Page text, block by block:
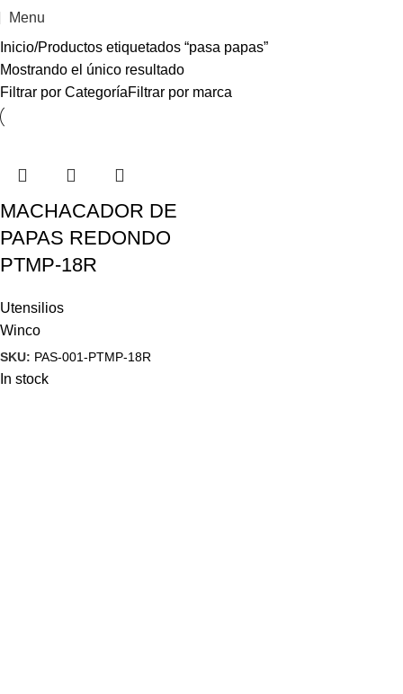
Menu
Inicio Productos etiquetados “pasa papas”
Mostrando el único resultado
Filtrar por CategoríaFiltrar por marca
MACHACADOR DE
PAPAS REDONDO
PTMP-18R
Utensilios
Winco
SKU: PAS-001-PTMP-18R
In stock